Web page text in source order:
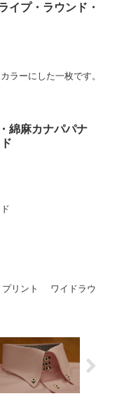
イプ・ラウンド・
ラーにした一枚です。
綿麻カナパパナ
プリント ワイドラウ